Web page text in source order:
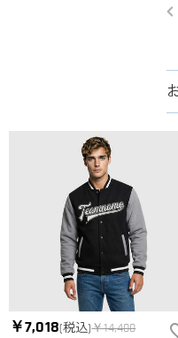
￥7,018(税込)￥14,400